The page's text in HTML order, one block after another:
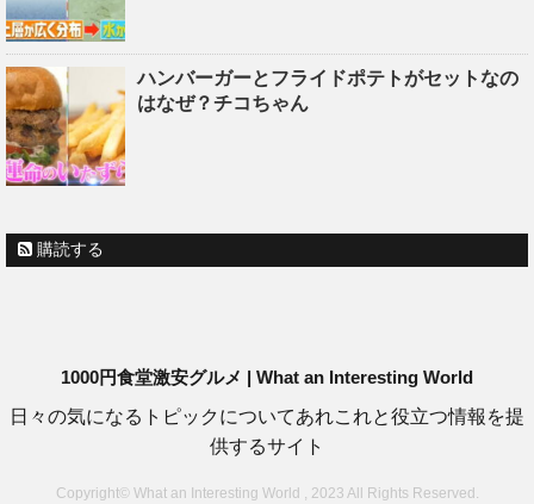
ハンバーガーとフライドポテトがセットなの
はなぜ？チコちゃん
購読する
1000円食堂激安グルメ | What an Interesting World
日々の気になるトピックについてあれこれと役立つ情報を提
供するサイト
Copyright© What an Interesting World , 2023 All Rights Reserved.